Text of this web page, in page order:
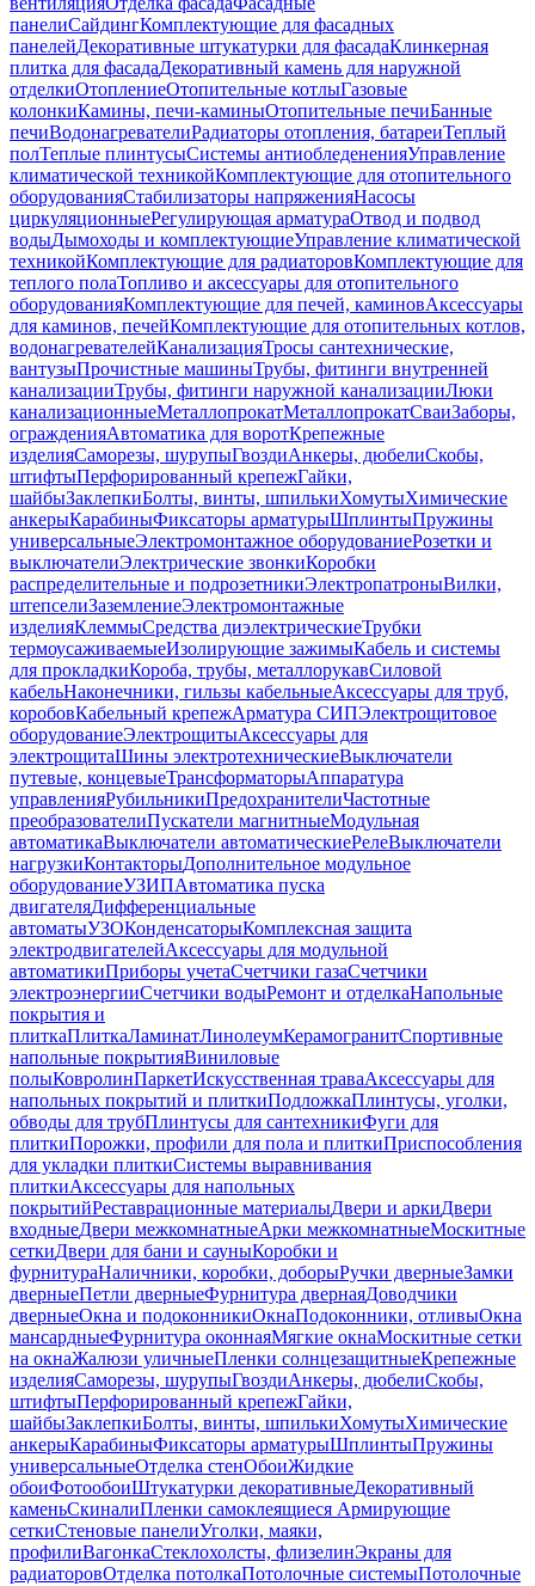
панелиСайдингКомплектующие для фасадных
панелейДекоративные штукатурки для фасадаКлинкерная
плитка для фасадаДекоративный камень для наружной
отделкиОтоплениеОтопительные котлыГазовые
колонкиКамины, печи-каминыОтопительные печиБанные
печиВодонагревателиРадиаторы отопления, батареиТеплый
полТеплые плинтусыСистемы антиобледененияУправление
климатической техникойКомплектующие для отопительного
оборудованияСтабилизаторы напряженияНасосы
циркуляционныеРегулирующая арматураОтвод и подвод
водыДымоходы и комплектующиеУправление климатической
техникойКомплектующие для радиаторовКомплектующие для
теплого полаТопливо и аксессуары для отопительного
оборудованияКомплектующие для печей, каминовАксессуары
для каминов, печейКомплектующие для отопительных котлов,
водонагревателейКанализацияТросы сантехнические,
вантузыПрочистные машиныТрубы, фитинги внутренней
канализацииТрубы, фитинги наружной канализацииЛюки
канализационныеМеталлопрокатМеталлопрокатСваиЗаборы,
огражденияАвтоматика для воротКрепежные
изделияСаморезы, шурупыГвоздиАнкеры, дюбелиСкобы,
штифтыПерфорированный крепежГайки,
шайбыЗаклепкиБолты, винты, шпилькиХомутыХимические
анкерыКарабиныФиксаторы арматурыШплинтыПружины
универсальныеЭлектромонтажное оборудованиеРозетки и
выключателиЭлектрические звонкиКоробки
распределительные и подрозетникиЭлектропатроныВилки,
штепселиЗаземлениеЭлектромонтажные
изделияКлеммыСредства диэлектрическиеТрубки
термоусаживаемыеИзолирующие зажимыКабель и системы
для прокладкиКороба, трубы, металлорукавСиловой
кабельНаконечники, гильзы кабельныеАксессуары для труб,
коробовКабельный крепежАрматура СИПЭлектрощитовое
оборудованиеЭлектрощитыАксессуары для
электрощитаШины электротехническиеВыключатели
путевые, концевыеТрансформаторыАппаратура
управленияРубильникиПредохранителиЧастотные
преобразователиПускатели магнитныеМодульная
автоматикаВыключатели автоматическиеРелеВыключатели
нагрузкиКонтакторыДополнительное модульное
оборудованиеУЗИПАвтоматика пуска
двигателяДифференциальные
автоматыУЗОКонденсаторыКомплексная защита
электродвигателейАксессуары для модульной
автоматикиПриборы учетаСчетчики газаСчетчики
электроэнергииСчетчики водыРемонт и отделкаНапольные
покрытия и
плиткаПлиткаЛаминатЛинолеумКерамогранитСпортивные
напольные покрытияВиниловые
полыКовролинПаркетИскусственная траваАксессуары для
напольных покрытий и плиткиПодложкаПлинтусы, уголки,
обводы для трубПлинтусы для сантехникиФуги для
плиткиПорожки, профили для пола и плиткиПриспособления
для укладки плиткиСистемы выравнивания
плиткиАксессуары для напольных
покрытийРеставрационные материалыДвери и аркиДвери
входныеДвери межкомнатныеАрки межкомнатныеМоскитные
сеткиДвери для бани и сауныКоробки и
фурнитураНаличники, коробки, доборыРучки дверныеЗамки
дверныеПетли дверныеФурнитура двернаяДоводчики
дверныеОкна и подоконникиОкнаПодоконники, отливыОкна
мансардныеФурнитура оконнаяМягкие окнаМоскитные сетки
на окнаЖалюзи уличныеПленки солнцезащитныеКрепежные
изделияСаморезы, шурупыГвоздиАнкеры, дюбелиСкобы,
штифтыПерфорированный крепежГайки,
шайбыЗаклепкиБолты, винты, шпилькиХомутыХимические
анкерыКарабиныФиксаторы арматурыШплинтыПружины
универсальныеОтделка стенОбоиЖидкие
обоиФотообоиШтукатурки декоративныеДекоративный
каменьСкиналиПленки самоклеящиеся Армирующие
сеткиСтеновые панелиУголки, маяки,
профилиВагонкаСтеклохолсты, флизелинЭкраны для
радиаторовОтделка потолкаПотолочные системыПотолочные